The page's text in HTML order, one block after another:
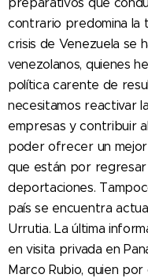
contrario predomina la
crisis de Venezuela se
venezolanos, quienes
política carente de
necesitamos reactivar
empresas y contribuir
poder ofrecer un mejor
que están por regresar
deportaciones.
país se encuentra
Urrutia. La última
en visita privada en
Marco Rubio, quien